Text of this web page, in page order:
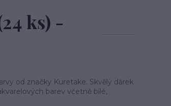
ks) -
od značky Kuretake. Skvělý dárek
barev včetně bílé,